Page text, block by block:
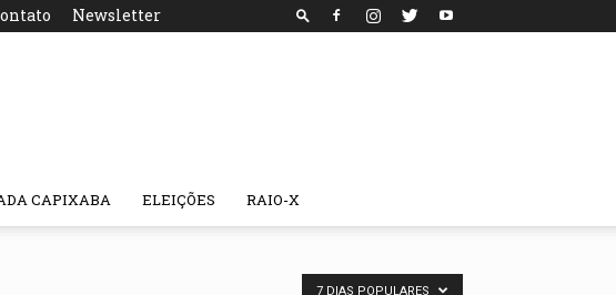
Newsletter
CAPIXABA ELEIÇÕES RAIO-X
7 DIAS POPULARES